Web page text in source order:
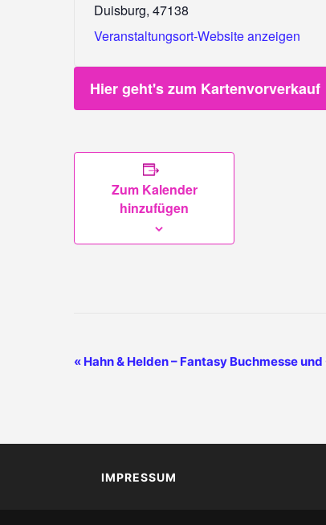
Duisburg, 47138
Veranstaltungsort-Website anzeigen
Hier geht's zum Kartenvorverkauf
Zum Kalender
hinzufügen
V
N
« Hahn & Helden – Fantasy Buchmesse
IMPRESSUM